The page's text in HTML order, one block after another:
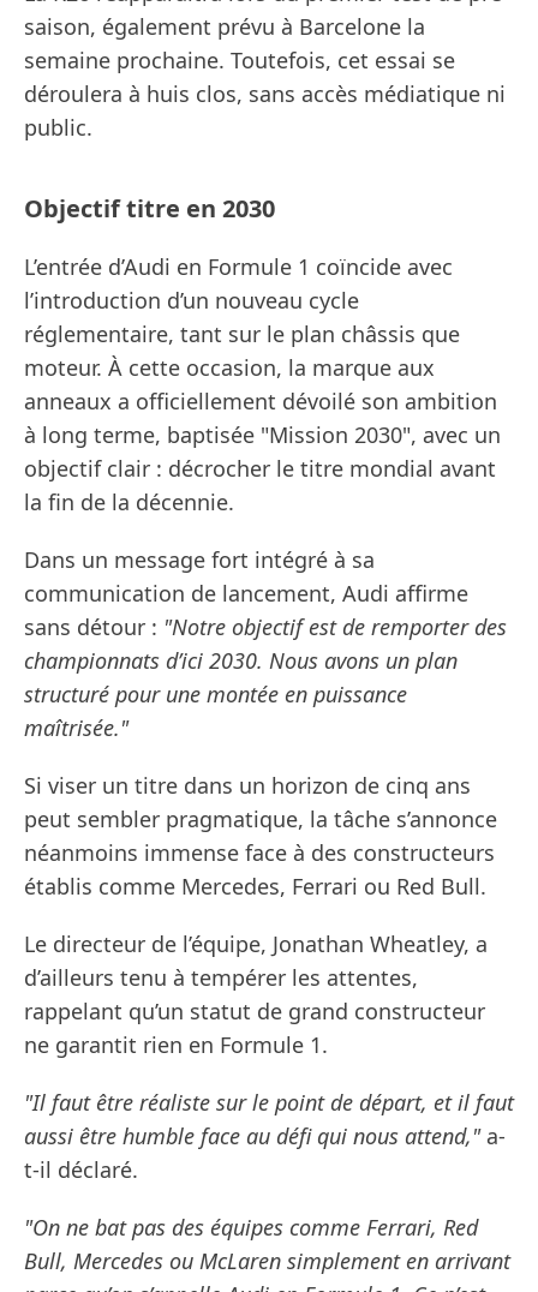
saison, également prévu à Barcelone la
semaine prochaine. Toutefois, cet essai se
déroulera à huis clos, sans accès médiatique ni
public.
Objectif titre en 2030
L’entrée d’Audi en Formule 1 coïncide avec
l’introduction d’un nouveau cycle
réglementaire, tant sur le plan châssis que
moteur. À cette occasion, la marque aux
anneaux a officiellement dévoilé son ambition
à long terme, baptisée "Mission 2030", avec un
objectif clair : décrocher le titre mondial avant
la fin de la décennie.
Dans un message fort intégré à sa
communication de lancement, Audi affirme
sans détour : "Notre objectif est de remporter des
championnats d’ici 2030. Nous avons un plan
structuré pour une montée en puissance
maîtrisée."
Si viser un titre dans un horizon de cinq ans
peut sembler pragmatique, la tâche s’annonce
néanmoins immense face à des constructeurs
établis comme Mercedes, Ferrari ou Red Bull.
Le directeur de l’équipe, Jonathan Wheatley, a
d’ailleurs tenu à tempérer les attentes,
rappelant qu’un statut de grand constructeur
ne garantit rien en Formule 1.
"Il faut être réaliste sur le point de départ, et il faut
aussi être humble face au défi qui nous attend,"a-
t-il déclaré.
"On ne bat pas des équipes comme Ferrari, Red
Bull, Mercedes ou McLaren simplement en arrivant